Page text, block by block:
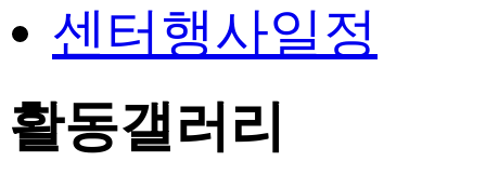
센터행사일정
활동갤러리